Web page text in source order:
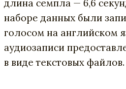
длина семпла — 6,6
наборе данных были
голосом на английском
аудиозаписи
в виде текстовых файлов.